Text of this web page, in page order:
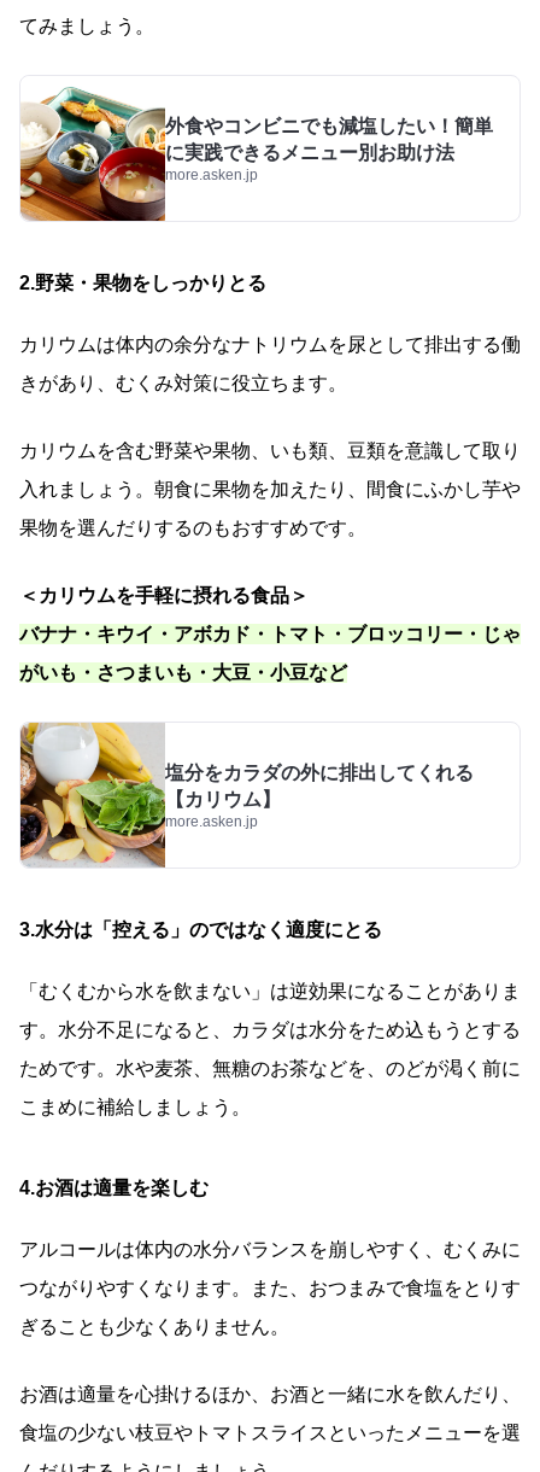
てみましょう。
外食やコンビニでも減塩したい！簡単
に実践できるメニュー別お助け法
more.asken.jp
2.野菜・果物をしっかりとる
カリウムは体内の余分なナトリウムを尿として排出する働
きがあり、むくみ対策に役立ちます。
カリウムを含む野菜や果物、いも類、豆類を意識して取り
入れましょう。朝食に果物を加えたり、間食にふかし芋や
果物を選んだりするのもおすすめです。
＜カリウムを手軽に摂れる食品＞
バナナ・キウイ・アボカド・トマト・ブロッコリー・じゃ
がいも・さつまいも・大豆・小豆など
塩分をカラダの外に排出してくれる
【カリウム】
more.asken.jp
3.水分は「控える」のではなく適度にとる
「むくむから水を飲まない」は逆効果になることがありま
す。水分不足になると、カラダは水分をため込もうとする
ためです。水や麦茶、無糖のお茶などを、のどが渇く前に
こまめに補給しましょう。
4.お酒は適量を楽しむ
アルコールは体内の水分バランスを崩しやすく、むくみに
つながりやすくなります。また、おつまみで食塩をとりす
ぎることも少なくありません。
お酒は適量を心掛けるほか、お酒と一緒に水を飲んだり、
食塩の少ない枝豆やトマトスライスといったメニューを選